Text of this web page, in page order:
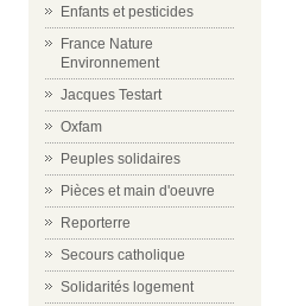
Enfants et pesticides
France Nature
Environnement
Jacques Testart
Oxfam
Peuples solidaires
Pièces et main d'oeuvre
Reporterre
Secours catholique
Solidarités logement